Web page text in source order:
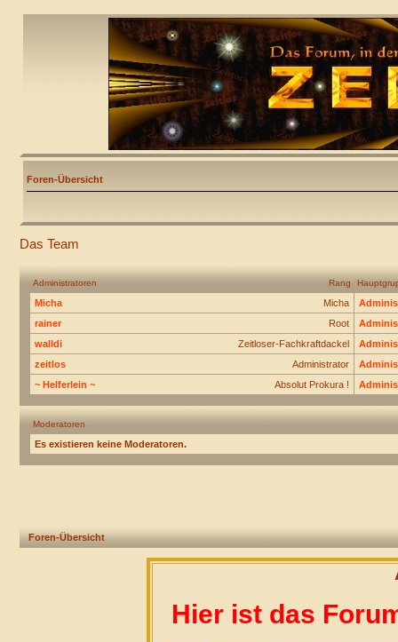
Foren-Übersicht
Das Team
Rang
Administratoren
Micha
Micha
Root
rainer
Zeitloser-Fachkraftdackel
walldi
Administrator
zeitlos
Absolut Prokura !
~ Helferlein ~
Moderatoren
Es existieren keine Moderatoren.
Foren-Übersicht
Hier ist das